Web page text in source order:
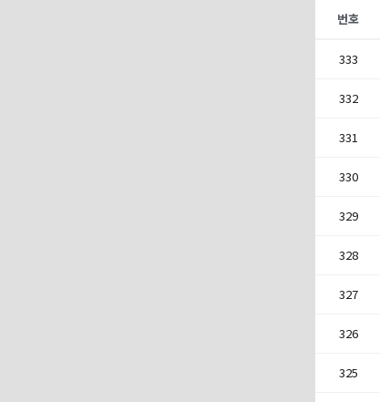
번호
333
332
331
330
329
328
327
326
325